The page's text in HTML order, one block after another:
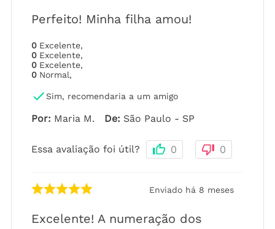
Perfeito! Minha filha amou!
0 Excelente,
0 Excelente,
0 Excelente,
0 Normal,
Sim, recomendaria a um amigo
Por: Maria M. De: São Paulo - SP
Essa avaliação foi útil? 0 0
Enviado há 8 meses
Excelente! A numeração dos